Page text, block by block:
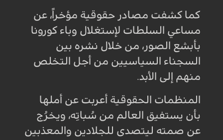
كما كشفت مصادر حقوقية مؤخراً، عن
مساعي السلطات لإستغلال وباء كورونا
بأبشع الصور، من خلال نشره بين
السجناء السياسيين من أجل التخلص
منهم إلى الأبد.
المنظمات الحقوقية أعربت عن أملها
بأن يستفيق العالم من سُباتِه، ويخرُج
عن صمته ليتصدى للجلادين والمعذبين